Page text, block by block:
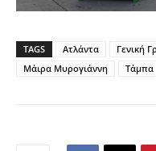
TAGS Ατλάντα Γενική
Μάιρα Μυρογιάννη
Τάμπα